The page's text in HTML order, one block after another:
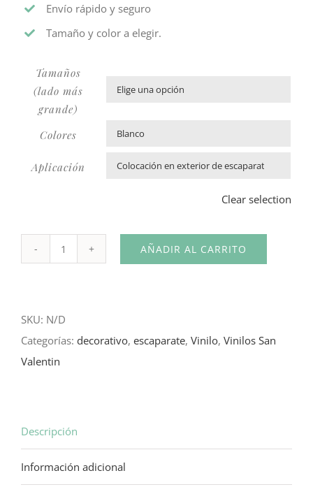
Envío rápido y seguro
Tamaño y color a elegir.
Tamaños
(lado más
grande)
Colores
Aplicación
Clear selection
Feliz
Vintage
AÑADIR AL CARRITO
SKU: N/D
Categorías: decorativo, escaparate, Vinilo, Vinilos San
Valentin
Descripción
Información adicional